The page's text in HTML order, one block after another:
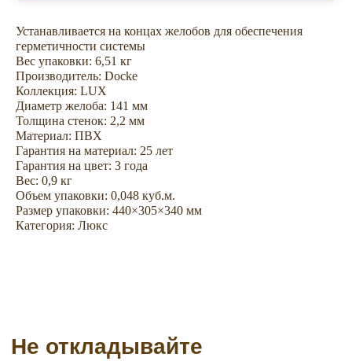
Устанавливается на концах желобов для обеспечения
герметичности системы
Вес упаковки: 6,51 кг
Производитель: Docke
Коллекция: LUX
Диаметр желоба: 141 мм
Толщина стенок: 2,2 мм
Материал: ПВХ
Гарантия на материал: 25 лет
Гарантия на цвет: 3 года
Вес: 0,9 кг
Объем упаковки: 0,048 куб.м.
Размер упаковки: 440×305×340 мм
Категория: Люкс
Не откладывайте
покупку на потом